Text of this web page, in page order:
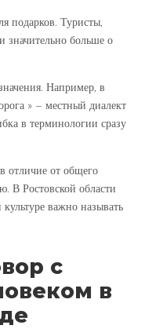
подарков. Туристы,
значительно больше о
Например, в
» – местный диалект
в терминологии сразу
отличие от общего
В Ростовской области
важно называть
с
в